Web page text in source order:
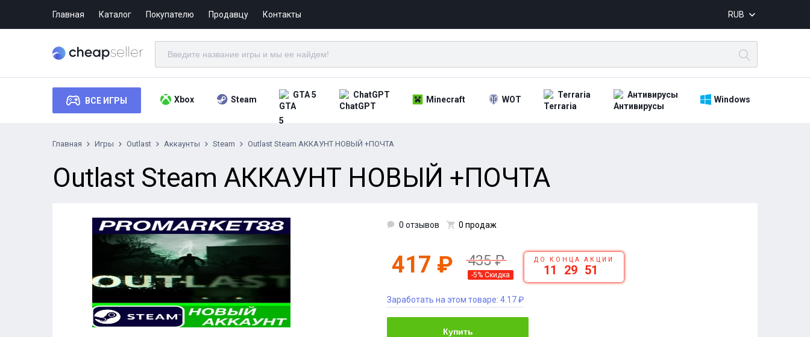
Главная Каталог Покупателю Продавцу Контакты RUB
ВСЕ ИГРЫ Xbox Steam GTA 5 ChatGPT Minecraft WOT Terraria Антивирусы Windows
Главная Игры Outlast Аккаунты Steam Outlast Steam АККАУНТ НОВЫЙ +ПОЧТА
Outlast Steam АККАУНТ НОВЫЙ +ПОЧТА
0 отзывов 0 продаж
417 ₽ 435 ₽
-5% Скидка
ДО КОНЦА АКЦИИ
11 29 50
Заработать на этом товаре: 4.17 ₽
Купить